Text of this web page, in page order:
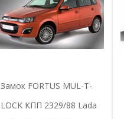
Замок FORTUS MUL-T-
LOCK КПП 2329/88 Lada